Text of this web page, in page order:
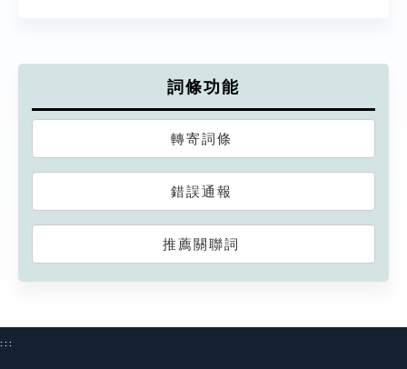
詞條功能
轉寄詞條
錯誤通報
推薦關聯詞
:::